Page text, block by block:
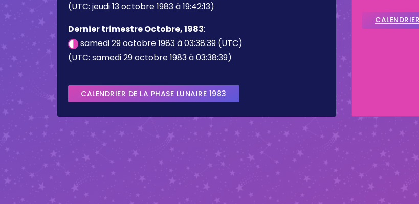
(UTC: jeudi 13 octobre 1983 à 19:42:13)
Dernier trimestre Octobre, 1983:
samedi 29 octobre 1983 à 03:38:39 (UTC)
(UTC: samedi 29 octobre 1983 à 03:38:39)
CALENDRIER DE LA PHASE LUNAIRE 1983